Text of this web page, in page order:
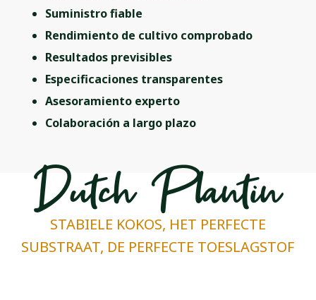
Suministro fiable
Rendimiento de cultivo comprobado
Resultados previsibles
Especificaciones transparentes
Asesoramiento experto
Colaboración a largo plazo
Dutch Plantin
STABIELE KOKOS, HET PERFECTE
SUBSTRAAT, DE PERFECTE TOESLAGSTOF